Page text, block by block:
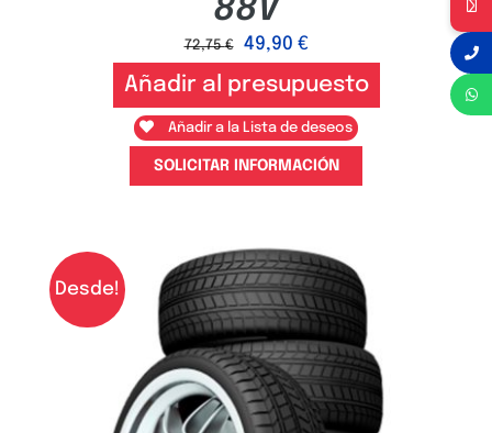
88V
72,75€ 49,90 €
Añadir al presupuesto
Añadir a la Lista de deseos
SOLICITAR INFORMACIÓN
Desde!